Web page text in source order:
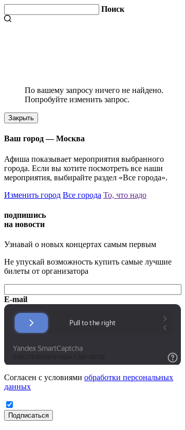
Поиск
По вашему запросу ничего не найдено.
Попробуйте изменить запрос.
Закрыть
Ваш город —Москва
Афиша показывает мероприятия выбранного
города. Если вы хотите посмотреть все наши
мероприятия, выбирайте раздел «Все города».
Изменить город Все города То, что надо
подпишись
на новости
Узнавай о новых концертах самым первым
Не упускай возможность купить самые лучшие
билеты от организатора
E-mail
Согласен с условиями обработки персональных
данных
Подписаться